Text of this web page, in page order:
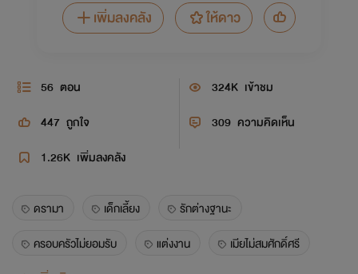
เพิ่มลงคลัง
ให้ดาว
56 ตอน 324K เข้าชม
447 ถูกใจ 309 ความคิดเห็น
1.26K เพิ่มลงคลัง
ดรามา เด็กเลี้ยง
รักต่างฐานะ
ครอบครัวไม่ยอมรับ
แต่งงาน
เมียไม่สมศักดิ์ศรี